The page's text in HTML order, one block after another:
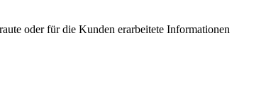
oder für die Kunden erarbeitete Informationen